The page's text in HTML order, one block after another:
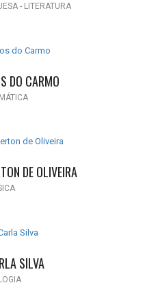
- LITERATURA
DO CARMO
DE OLIVEIRA
SILVA